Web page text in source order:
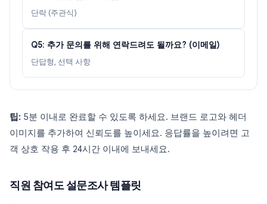
단락 (주관식)
Q5: 추가 문의를 위해 연락드려도 될까요? (이메일)
단답형, 선택 사항
팁: 5분 이내로 완료할 수 있도록 하세요. 브랜드 로고와 헤더
이미지를 추가하여 신뢰도를 높이세요. 응답률을 높이려면 고
객 상호 작용 후 24시간 이내에 보내세요.
직원 참여도 설문조사 템플릿